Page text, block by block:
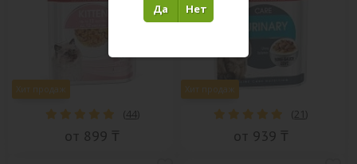
Хит продаж
(44)
от 899 ₸
Хит продаж
( 21)
от 939 ₸
Нет
Да